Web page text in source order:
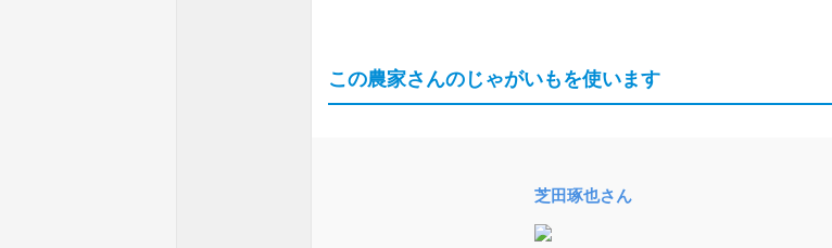
この農家さんのじゃがいもを使います
芝田琢也さん